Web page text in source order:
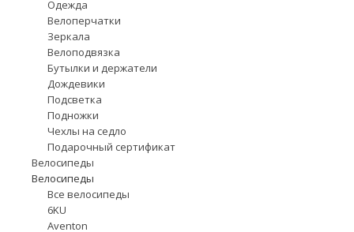
Одежда
Велоперчатки
Зеркала
Велоподвязка
Бутылки и держатели
Дождевики
Подсветка
Подножки
Чехлы на седло
Подарочный сертификат
Велосипеды
Велосипеды
Все велосипеды
6KU
Aventon